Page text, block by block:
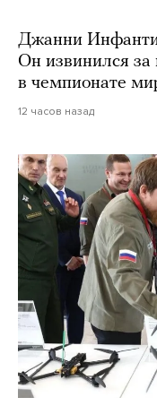
Джанни
Он извинился
в чемпионате
12 часов назад